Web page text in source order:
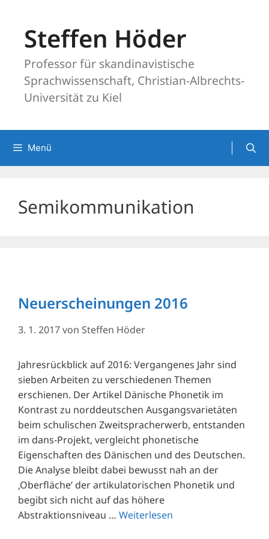
springenSteffen Höder
Professor für skandinavistische
Sprachwissenschaft, Christian-Albrechts-
Universität zu Kiel
Menü
Semikommunikation
Neuerscheinungen 2016
3. 1. 2017von Steffen Höder
Jahresrückblick auf 2016: Vergangenes Jahr sind
sieben Arbeiten zu verschiedenen Themen
erschienen. Der Artikel Dänische Phonetik im
Kontrast zu norddeutschen Ausgangsvarietäten
beim schulischen Zweitspracherwerb, entstanden
im dans-Projekt, vergleicht phonetische
Eigenschaften des Dänischen und des Deutschen.
Die Analyse bleibt dabei bewusst nah an der
‚Oberfläche‘ der artikulatorischen Phonetik und
begibt sich nicht auf das höhere
Abstraktionsniveau … Weiterlesen